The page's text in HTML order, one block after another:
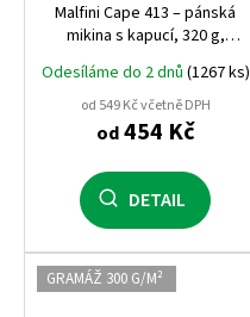
Malfini Cape 413 – pánská
mikina s kapucí, 320 g,
počesaná vnitřní strana,
nejprodávanější střih na trhu
Odesíláme do 2 dnů (1267 ks)
od 549 Kč včetně DPH
od454 Kč
DETAIL
GRAMÁŽ 300 G/M²